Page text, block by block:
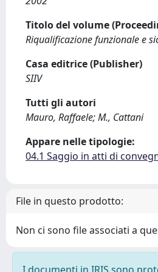
Titolo del volume
Riqualificazione funzionale e
Casa editrice (Publisher)
SIIV
Tutti gli autori
Mauro, Raffaele; M., Cattani
Appare nelle tipologie:
04.1 Saggio in atti di
File in questo prodotto:
Non ci sono file associati a